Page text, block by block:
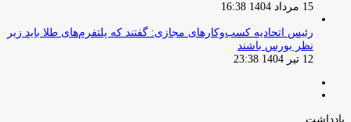
15 مرداد 1404 16:38
‏رئیس اتحادیه کسب‌وکارهای مجازی: گفتند که پلتفرم‌های طلا باید زیر
نظر بورس باشند
12 تیر 1404 23:38
یادداشت